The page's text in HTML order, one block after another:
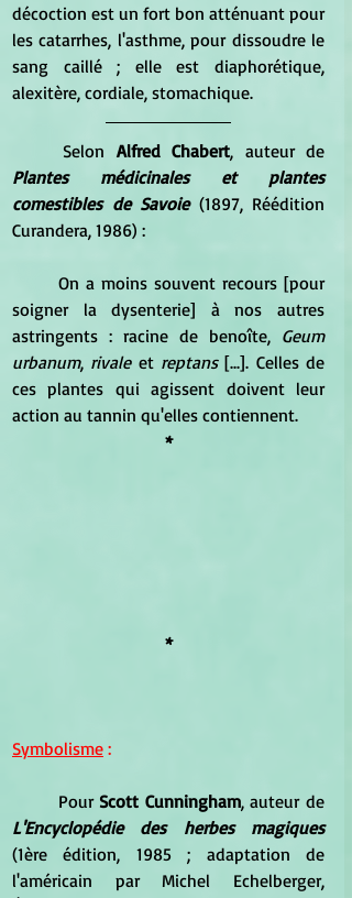
décoction est un fort bon atténuant pour
les catarrhes, l'asthme, pour dissoudre le
sang caillé ; elle est diaphorétique,
alexitère, cordiale, stomachique.
	Selon
Alfred Chabert
Plantes médicinales et plantes
comestibles de Savoie (1897, Réédition
Curandera, 1986) :
soigner la dysenterie] à nos autres
astringents : racine de benoîte, Geum
urbanum, rivale et reptans [...]. Celles de
ces plantes qui agissent doivent leur
action au tannin qu'elles contiennent.
*
*
Symbolisme :
	Pour
Scott Cunningham
L'Encyclopédie des herbes magiques
(1ère édition, 1985 ; adaptation de
l'américain par Michel Echelberger,